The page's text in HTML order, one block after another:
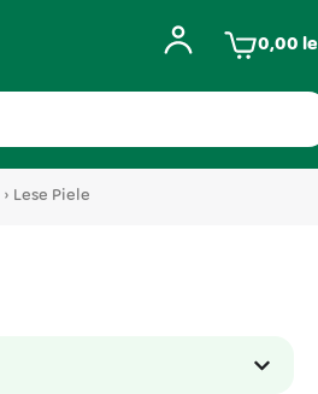
0,00
› Lese Piele